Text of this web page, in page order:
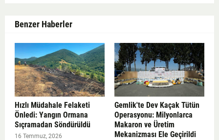
Benzer Haberler
Hızlı Müdahale Felaketi
Önledi: Yangın Ormana
Sıçramadan Söndürüldü
16 Temmuz, 2026
Gemlik'te Dev Kaçak Tütün
Operasyonu: Milyonlarca
Makaron ve Üretim
Mekanizması Ele Geçirildi